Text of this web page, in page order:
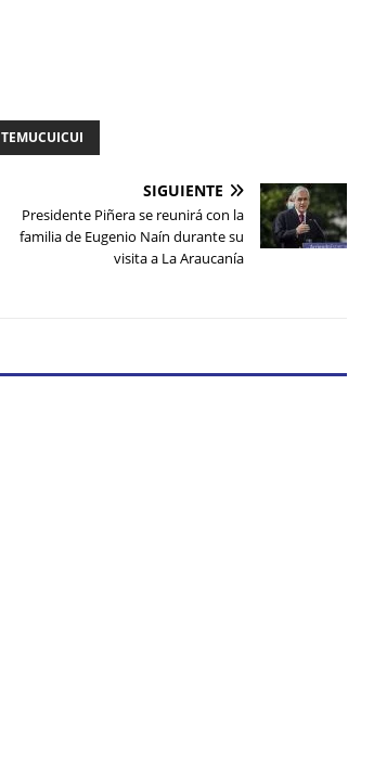
TEMUCUICUI
SIGUIENTE
Presidente Piñera se reunirá con la
familia de Eugenio Naín durante su
visita a La Araucanía